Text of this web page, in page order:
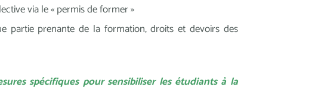
via le « permis de former »
partie prenante de la formation, droits et devoirs des
spécifiques pour sensibiliser les étudiants à la